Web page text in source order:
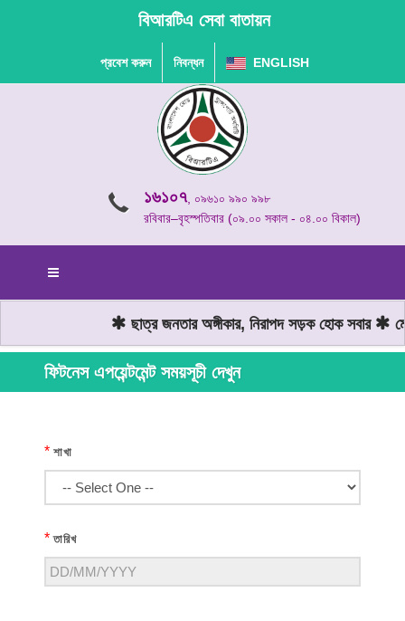
বিআরটিএ সেবা বাতায়ন
প্রবেশ করুন নিবন্ধন ENGLISH
১৬১০৭, ০৯৬১০ ৯৯০ ৯৯৮
রবিবার–বৃহস্পতিবার (০৯.০০ সকাল - ০৪.০০ বিকাল)
ছাত্র জনতার অঙ্গীকার, নিরাপদ সড়ক হোক সবার
ফিটনেস এপয়েন্টমেন্ট সময়সূচী দেখুন
* শাখা
* তারিখ